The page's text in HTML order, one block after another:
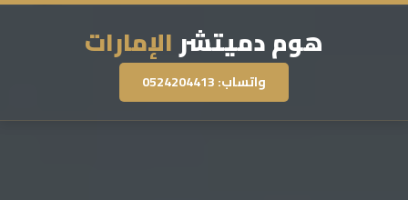
هوم دميتشرالإمارات
واتساب: 0524204413